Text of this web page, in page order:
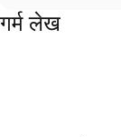
गर्म लेख